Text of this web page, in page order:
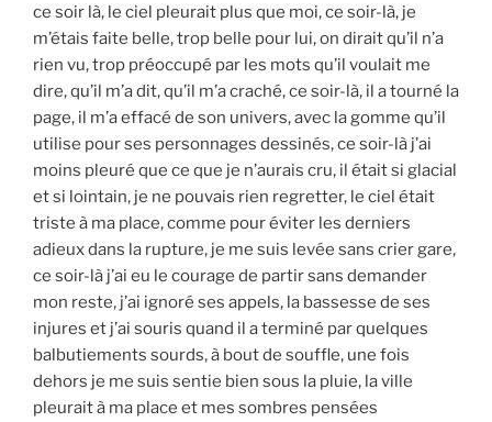
ce soir là, le ciel pleurait plus que moi, ce soir-là, je
m’étais faite belle, trop belle pour lui, on dirait qu’il n’a
rien vu, trop préoccupé par les mots qu’il voulait me
dire, qu’il m’a dit, qu’il m’a craché, ce soir-là, il a tourné la
page, il m’a effacé de son univers, avec la gomme qu’il
utilise pour ses personnages dessinés, ce soir-là j’ai
moins pleuré que ce que je n’aurais cru, il était si glacial
et si lointain, je ne pouvais rien regretter, le ciel était
triste à ma place, comme pour éviter les derniers
adieux dans la rupture, je me suis levée sans crier gare,
ce soir-là j’ai eu le courage de partir sans demander
mon reste, j’ai ignoré ses appels, la bassesse de ses
injures et j’ai souris quand il a terminé par quelques
balbutiements sourds, à bout de souffle, une fois
dehors je me suis sentie bien sous la pluie, la ville
pleurait à ma place et mes sombres pensées